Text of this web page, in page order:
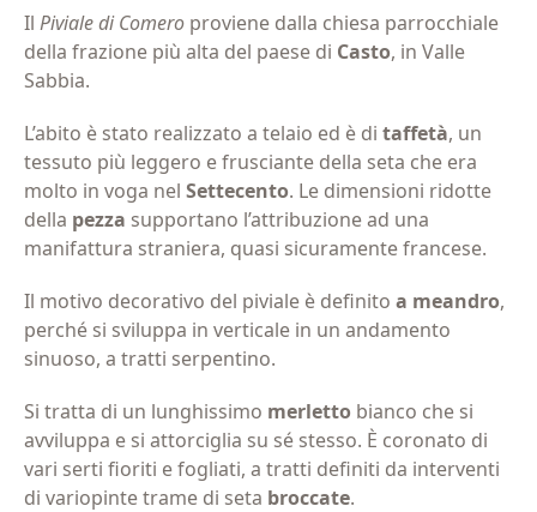
Il Piviale di Comero proviene dalla chiesa parrocchiale
della frazione più alta del paese di Casto, in Valle
Sabbia.
L’abito è stato realizzato a telaio ed è di taffetà, un
tessuto più leggero e frusciante della seta che era
molto in voga nel Settecento. Le dimensioni ridotte
della pezza supportano l’attribuzione ad una
manifattura straniera, quasi sicuramente francese.
Il motivo decorativo del piviale è definito a meandro,
perché si sviluppa in verticale in un andamento
sinuoso, a tratti serpentino.
Si tratta di un lunghissimo merletto bianco che si
avviluppa e si attorciglia su sé stesso. È coronato di
vari serti fioriti e fogliati, a tratti definiti da interventi
di variopinte trame di seta broccate.